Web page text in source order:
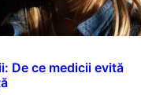
De ce medicii evită